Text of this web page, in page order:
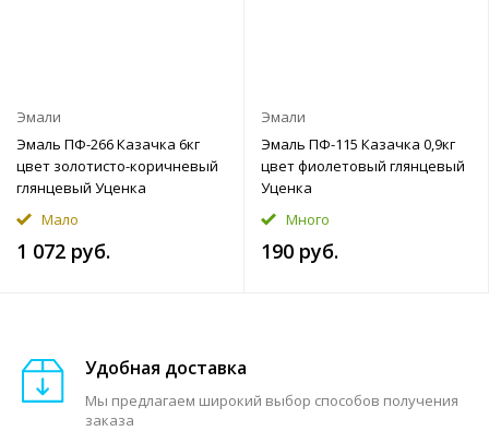
Эмали
Эмаль ПФ-266 Казачка 6кг
цвет золотисто-коричневый
глянцевый Уценка
Мало
1 072 руб.
Эмали
Эмаль ПФ-115 Казачка 0,9кг
цвет фиолетовый глянцевый
Уценка
Много
190 руб.
Удобная доставка
Мы предлагаем широкий выбор способов получения
заказа